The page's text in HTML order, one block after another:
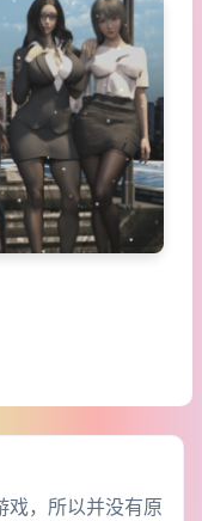
戏，所以并没有原